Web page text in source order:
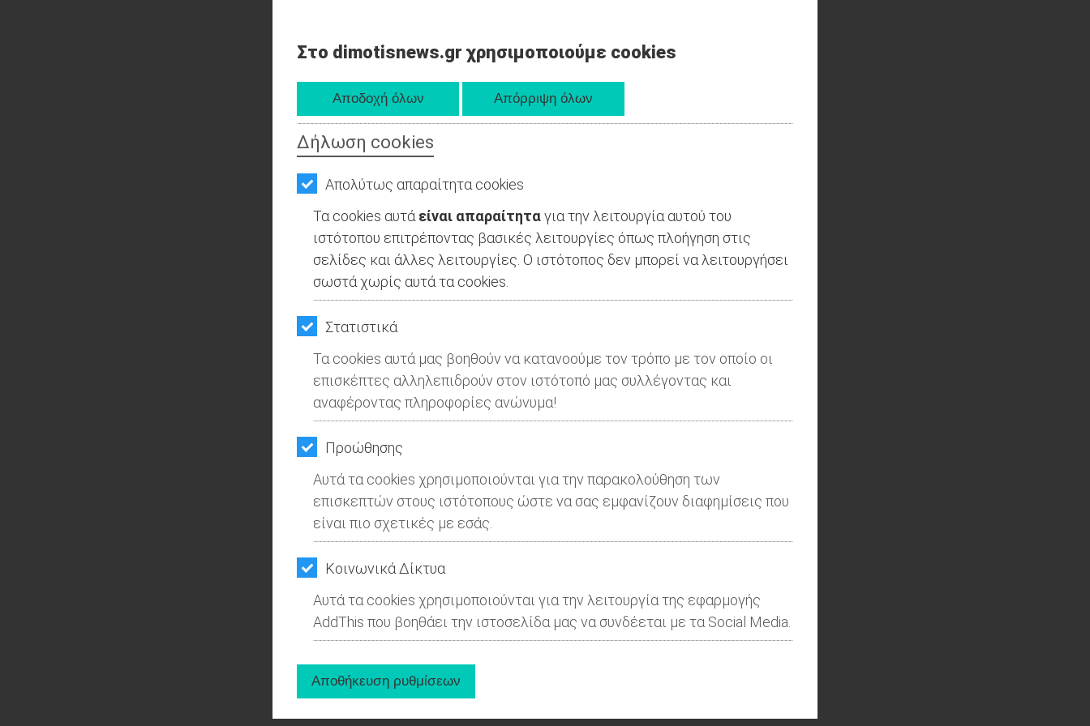
Στο dimotisnews.gr χρησιμοποιούμε cookies
Δήλωση cookies
Απολύτως απαραίτητα cookies
Τα cookies αυτά είναι απαραίτηταγια την λειτουργία αυτού του
ιστότοπου επιτρέποντας βασικές λειτουργίες όπως πλοήγηση στις
σελίδες και άλλες λειτουργίες. Ο ιστότοπος δεν μπορεί να λειτουργήσει
σωστά χωρίς αυτά τα cookies.
Στατιστικά
Τα cookies αυτά μας βοηθούν να κατανοούμε τον τρόπο με τον οποίο οι
επισκέπτες αλληλεπιδρούν στον ιστότοπό μας συλλέγοντας και
αναφέροντας πληροφορίες ανώνυμα!
Προώθησης
Αυτά τα cookies χρησιμοποιούνται για την παρακολούθηση των
επισκεπτών στους ιστότοπους ώστε να σας εμφανίζουν διαφημίσεις που
είναι πιο σχετικές με εσάς.
Kοινωνικά Δίκτυα
Αυτά τα cookies χρησιμοποιούνται για την λειτουργία της εφαρμογής
AddThis που βοηθάει την ιστοσελίδα μας να συνδέεται με τα Social Media.